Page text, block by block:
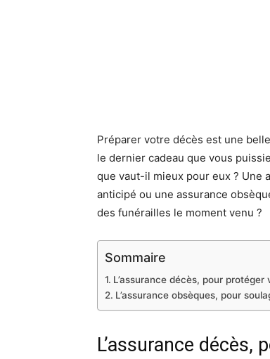
Préparer votre décès est une
le dernier cadeau que vous
que vaut-il mieux pour eux ? Une
anticipé ou une assurance
des funérailles le moment venu ?
Sommaire
L’assurance décès, pour
L’assurance obsèques, pour
L’assurance